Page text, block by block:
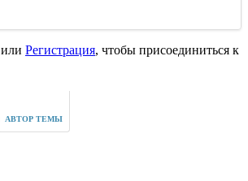
или Регистрация, чтобы присоединиться к
АВТОР ТЕМЫ